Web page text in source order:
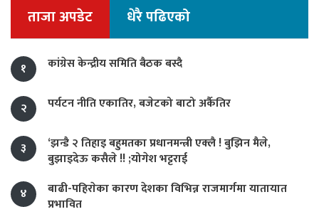
ताजा अपडेट धेरै पढिएको
१ कांग्रेस केन्द्रीय समिति बैठक बस्दै
२ पर्यटन नीति एकातिर, बजेटको बाटो अर्कैतिर
३
‘झन्डै २ तिहाइ बहुमतका प्रधानमन्त्री एक्लै ! बुझिन मैले,
बुझाइदेऊ कसैले !! ;योगेश भट्टराई
४
बाढी-पहिराेका कारण देशका विभिन्न राजमार्गमा यातायात
प्रभावित